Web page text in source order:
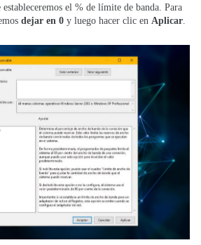
estableceremos el % de límite de banda. Para
dejar en 0 y luego hacer clic en Aplicar